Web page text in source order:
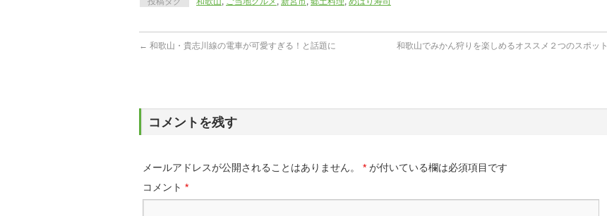
← 和歌山・貴志川線の電車が可愛すぎる！と話題に 和歌山でみかん狩りを楽しめるオススメ２つのスポット
コメントを残す
メールアドレスが公開されることはありません。 * が付いている欄は必須項目です
コメント *